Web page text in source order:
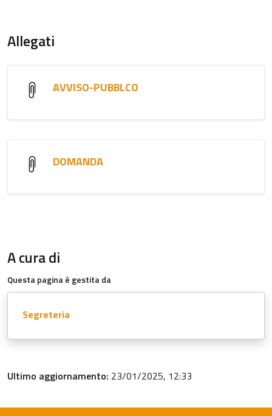
Allegati
AVVISO-PUBBLCO
DOMANDA
A cura di
Questa pagina è gestita da
Segreteria
Ultimo aggiornamento: 23/01/2025, 12:33